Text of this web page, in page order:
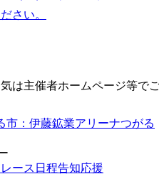
さい。
は主催者ホームページ等で
市：伊藤鉱業アリーナつがる
ース日程告知応援